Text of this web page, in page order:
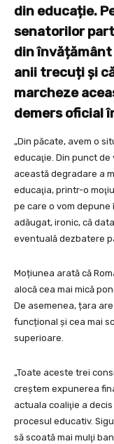
din educație.
senatorilor
din
anii trecuți și
marcheze
demers oficial
„Din păcate, avem o
educaţie. Din punct de
această degradare a
educaţia, printr-o
pe care o vom depune
adăugat, ironic, că
eventuală dezbatere
Moțiunea arată că
alocă cea mai mică
De asemenea, țara
funcțional și cea mai
superioare.
„Toate aceste trei
creştem expunerea
actuala coaliţie a
procesul educativ.
să scoată mai mulţi